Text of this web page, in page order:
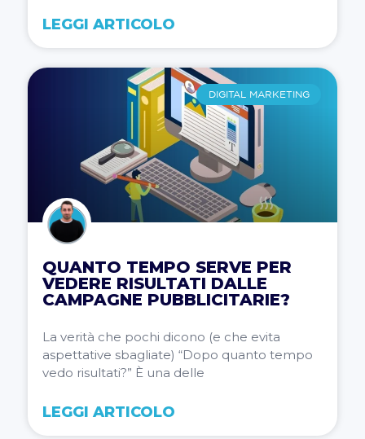
LEGGI ARTICOLO
DIGITAL MARKETING
QUANTO TEMPO SERVE PER
VEDERE RISULTATI DALLE
CAMPAGNE PUBBLICITARIE?
La verità che pochi dicono (e che evita
aspettative sbagliate) “Dopo quanto tempo
vedo risultati?” È una delle
LEGGI ARTICOLO